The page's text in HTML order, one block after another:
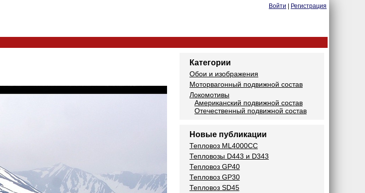
Войти Регистрация
Категории
Обои и изображения
Моторвагонный подвижной состав
Локомотивы
Американский подвижной состав
Отечественный подвижной состав
Новые публикации
Тепловоз ML4000CC
Тепловозы D443 и D343
Тепловоз GP40
Тепловоз GP30
Тепловоз SD45